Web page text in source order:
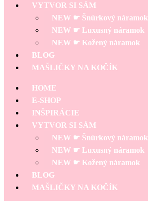
VYTVOR SI SÁM
NEW ☛ Šnúrkový náramok
NEW ☛ Luxusný náramok
NEW ☛ Kožený náramok
BLOG
MAŠLIČKY NA KOČÍK
HOME
E-SHOP
INŠPIRÁCIE
VYTVOR SI SÁM
NEW ☛ Šnúrkový náramok
NEW ☛ Luxusný náramok
NEW ☛ Kožený náramok
BLOG
MAŠLIČKY NA KOČÍK